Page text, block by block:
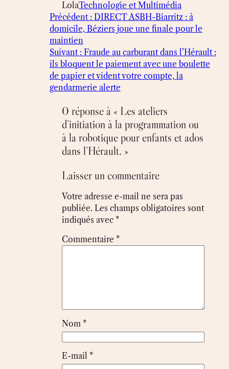
LolaTechnologie et Multimédia
Précédent : DIRECT ASBH-Biarritz : à
domicile, Béziers joue une finale pour le
maintien
Suivant : Fraude au carburant dans l’Hérault :
ils bloquent le paiement avec une boulette
de papier et vident votre compte, la
gendarmerie alerte
0 réponse à « Les ateliers
d’initiation à la programmation ou
à la robotique pour enfants et ados
dans l’Hérault. »
Laisser un commentaire
Votre adresse e-mail ne sera pas
publiée. Les champs obligatoires sont
indiqués avec *
Commentaire *
Nom *
E-mail *